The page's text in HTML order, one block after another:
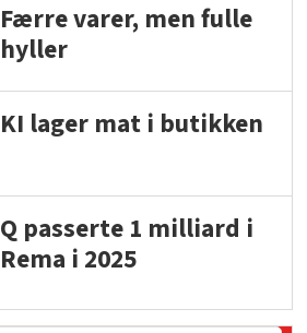
Færre varer, men fulle
hyller
KI lager mat i butikken
Q passerte 1 milliard i
Rema i 2025